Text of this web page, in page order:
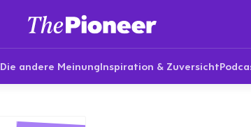
Die andere MeinungInspiration & Zuversicht